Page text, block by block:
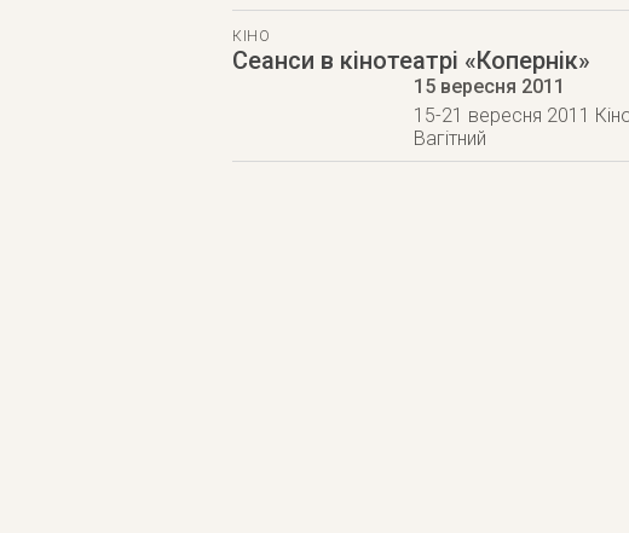
КІНО
Сеанси в кінотеатрі «Копернік»
15 вересня 2011
15-21 вересня 2011
Вагітний